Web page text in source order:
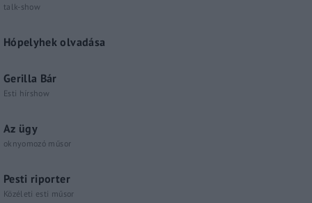
talk-show
Hópelyhek olvadása
Gerilla Bár
Esti hírshow
Az ügy
oknyomozó műsor
Pesti riporter
Közéleti esti műsor